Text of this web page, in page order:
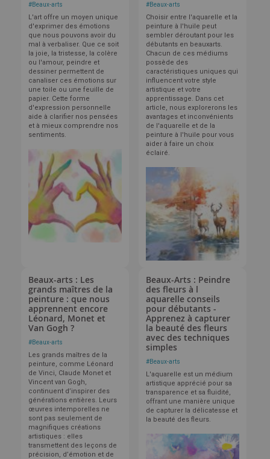
#Beaux-arts
L'art offre un moyen unique
d'exprimer des émotions
que nous pouvons avoir du
mal à verbaliser. Que ce soit
la joie, la tristesse, la colère
ou l'amour, peindre et
dessiner permettent de
canaliser ces émotions sur
une toile ou une feuille de
papier. Cette forme
d'expression personnelle
aide à clarifier nos pensées
et à mieux comprendre nos
sentiments.
#Beaux-arts
Choisir entre l'aquarelle et la
peinture à l'huile peut
sembler déroutant pour les
débutants en beauxarts.
Chacun de ces médiums
possède des
caractéristiques uniques qui
influencent votre style
artistique et votre
apprentissage. Dans cet
article, nous explorerons les
avantages et inconvénients
de l'aquarelle et de la
peinture à l'huile pour vous
aider à faire un choix
éclairé.
Beaux-arts : Les
grands maîtres de la
peinture : que nous
apprennent encore
Léonard, Monet et
Van Gogh ?
#Beaux-arts
Les grands maîtres de la
peinture, comme Léonard
de Vinci, Claude Monet et
Vincent van Gogh,
continuent d’inspirer des
générations entières. Leurs
œuvres intemporelles ne
sont pas seulement de
magnifiques créations
artistiques : elles
transmettent des leçons de
précision, d’émotion et de
Beaux-Arts : Peindre
des fleurs à l
aquarelle conseils
pour débutants -
Apprenez à capturer
la beauté des fleurs
avec des techniques
simples
#Beaux-arts
L'aquarelle est un médium
artistique apprécié pour sa
transparence et sa fluidité,
offrant une manière unique
de capturer la délicatesse et
la beauté des fleurs.